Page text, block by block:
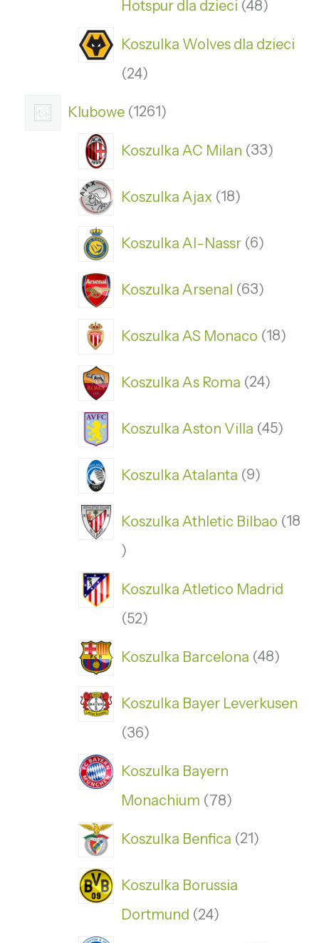
Hotspur dla dzieci 48
Koszulka Wolves dla dzieci
24
Klubowe 1261
Koszulka AC Milan 33
Koszulka Ajax 18
Koszulka Al-Nassr 6
Koszulka Arsenal 63
Koszulka AS Monaco 18
Koszulka As Roma 24
Koszulka Aston Villa 45
Koszulka Atalanta 9
Koszulka Athletic Bilbao 18
Koszulka Atletico Madrid
52
Koszulka Barcelona 48
Koszulka Bayer Leverkusen
36
Koszulka Bayern
Monachium
78
Koszulka Benfica 21
Koszulka Borussia
Dortmund
24